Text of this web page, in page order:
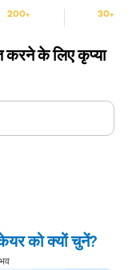
200+ 30+
करने के लिए कृप्या
को क्यों चुनें?